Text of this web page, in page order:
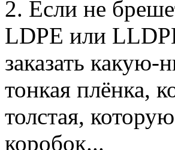
2. Если не
LDPE или
заказать
тонкая плёнка,
толстая,
коробок...